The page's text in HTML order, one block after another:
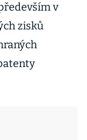
v
zisků